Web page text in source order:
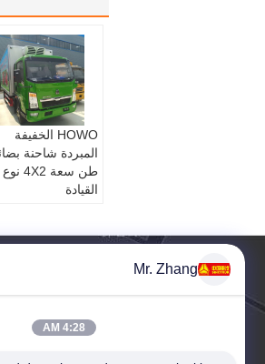
HOWO الخفيفة
طن سعة 4X2 نوع
القيادة
Mr. Zhang
4:28 AM